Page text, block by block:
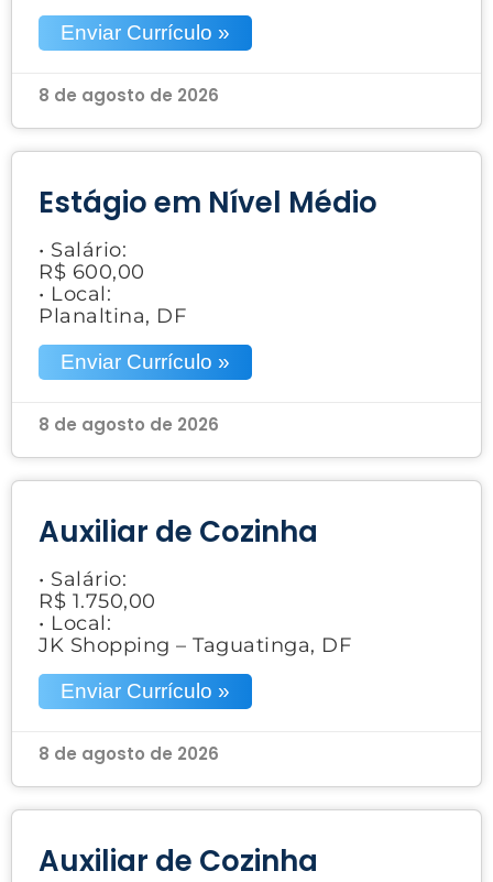
Enviar Currículo »
8 de agosto de 2026
Estágio em Nível Médio
• Salário:
R$ 600,00
• Local:
Planaltina, DF
Enviar Currículo »
8 de agosto de 2026
Auxiliar de Cozinha
• Salário:
R$ 1.750,00
• Local:
JK Shopping – Taguatinga, DF
Enviar Currículo »
8 de agosto de 2026
Auxiliar de Cozinha